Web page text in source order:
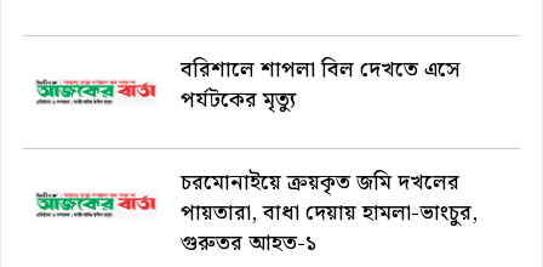
বরিশালে শাপলা বিল দেখতে এসে
পর্যটকের মৃত্যু
চরমোনাইয়ে ক্রয়কৃত জমি দখলের
পায়তারা, বাধা দেয়ায় হামলা-ভাংচুর,
গুরুতর আহত-১